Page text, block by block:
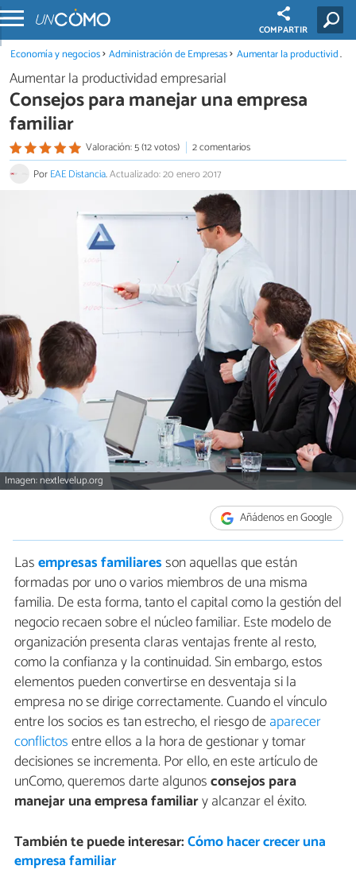
COMPARTIR
Economía y negocios Administración de Empresas Aumentar la productividad empresarial
Aumentar la productividad empresarial
Consejos para manejar una empresa
familiar
Valoración: 5 (12 votos)
2 comentarios
PorEAE Distancia.Actualizado: 20 enero 2017
Imagen: nextlevelup.org
Añádenos en Google
Lasempresas familiaresson aquellas que están
formadas por uno o varios miembros de una misma
familia. De esta forma, tanto el capital como la gestión del
negocio recaen sobre el núcleo familiar. Este modelo de
organización presenta claras ventajas frente al resto,
como la confianza y la continuidad. Sin embargo, estos
elementos pueden convertirse en desventaja si la
empresa no se dirige correctamente. Cuando el vínculo
entre los socios es tan estrecho, el riesgo deaparecer
conflictosentre ellos a la hora de gestionar y tomar
decisiones se incrementa. Por ello, en este artículo de
unComo, queremos darte algunosconsejos para
manejar una empresa familiary alcanzar el éxito.
También te puede interesar:Cómo hacer crecer una
empresa familiar